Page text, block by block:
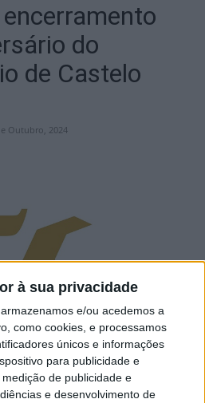
à sua privacidade
armazenamos e/ou acedemos a
como cookies, e processamos
únicos e informações
para publicidade e
de publicidade e
e desenvolvimento de
do
de Castelo
Outubro, 2024